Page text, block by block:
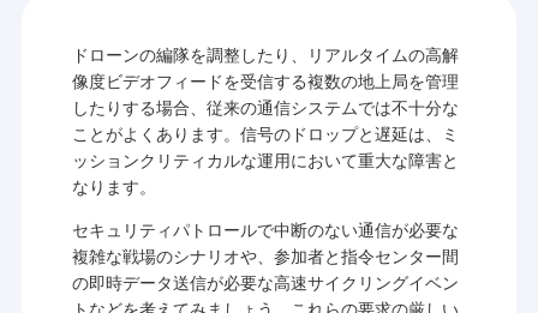
ドローンの編隊を調整したり、リアルタイムの高解
像度ビデオフィードを受信する複数の地上局を管理
したりする場合、従来の通信システムでは不十分な
ことがよくあります。信号のドロップと遅延は、ミ
ッションクリティカルな運用において重大な障害と
なります。
セキュリティパトロールで中断のない通信が必要な
複雑な戦場のシナリオや、参加者と指令センター間
の即時データ送信が必要な高速サイクリングイベン